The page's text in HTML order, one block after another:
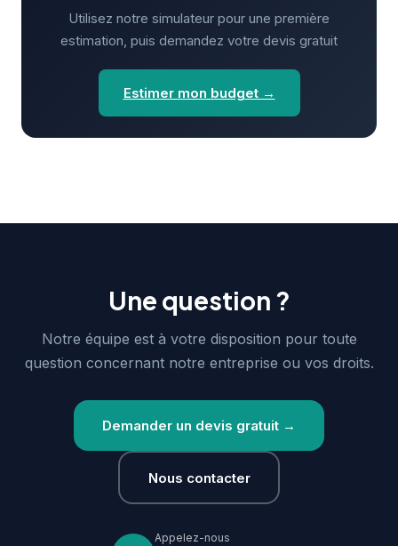
Utilisez notre simulateur pour une première
estimation, puis demandez votre devis gratuit
Estimer mon budget →
Une question ?
Notre équipe est à votre disposition pour toute
question concernant notre entreprise ou vos droits.
Demander un devis gratuit →
Nous contacter
Appelez-nous